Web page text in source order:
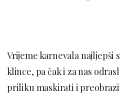
Vrijeme karnevala najljepši
klince, pa čak i za nas
priliku maskirati i